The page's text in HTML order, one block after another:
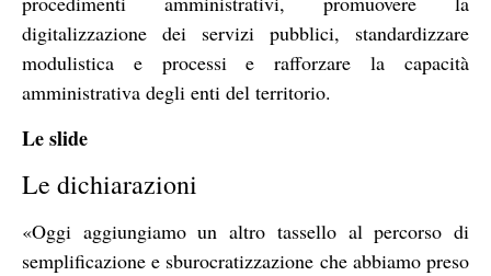
digitalizzazione dei servizi pubblici, standardizzare
modulistica e processi e rafforzare la capacità
amministrativa degli enti del territorio.
Le slide
Le dichiarazioni
«Oggi aggiungiamo un altro tassello al percorso di
semplificazione e sburocratizzazione che abbiamo preso